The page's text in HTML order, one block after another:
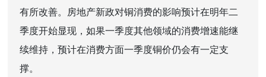
有所改善。房地产新政对铜消费的影响预计在明年二
季度开始显现，如果一季度其他领域的消费增速能继
续维持，预计在消费方面一季度铜价仍会有一定支
撑。